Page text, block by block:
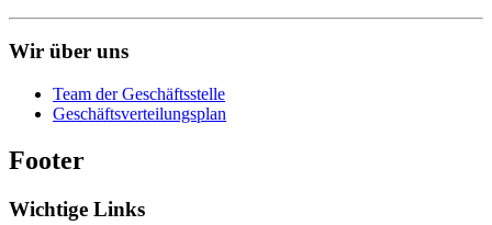
Wir über uns
Team der Geschäftsstelle
Geschäftsverteilungsplan
Footer
Wichtige Links